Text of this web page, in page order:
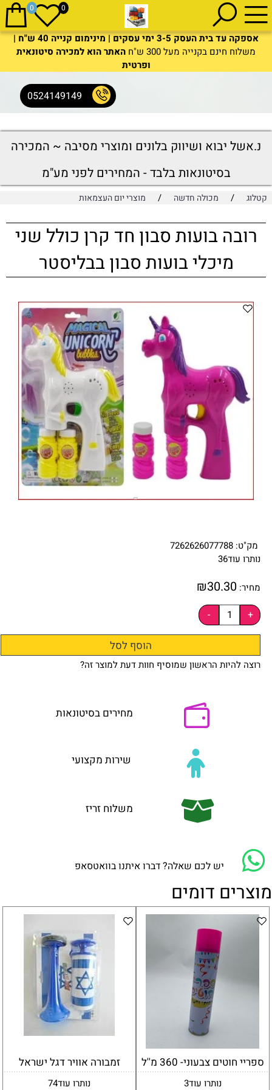
אספקה עד בית העסק 3-5 ימי עסקים | מינימום קנייה 40 ש"ח |
משלוח חינם בקנייה מעל 300 ש"ח
האתר הוא למכירה סיטונאית
ופרטית
0524149149
0 0
נ.אשל יבוא ושיווק בלונים ומוצרי מסיבה ~ המכירה
בסיטונאות בלבד - המחירים לפני מע"מ
קטלוג / מכולה חדשה / מוצרי יום העצמאות
רובה בועות סבון חד קרן כולל שני
מיכלי בועות סבון בבליסטר
מק"ט: 7262626077788
נותרו עוד36
מחיר: ₪30.30
הוסף לסל
רוצה להיות הראשון שמוסיף חוות דעת למוצר זה?
מחירים בסיטונאות
שירות מקצועי
משלוח זריז
יש לכם שאלה? דברו איתנו בוואטסאפ
מוצרים דומים
ספריי חוטים צבעוני- 360 מ''ל
נותרו עוד3
זמבורה אוויר דגל ישראל
נותרו עוד74